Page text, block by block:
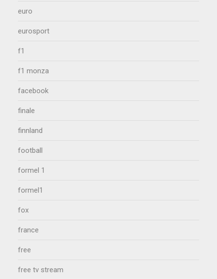
euro
eurosport
f1
f1 monza
facebook
finale
finnland
football
formel 1
formel1
fox
france
free
free tv stream